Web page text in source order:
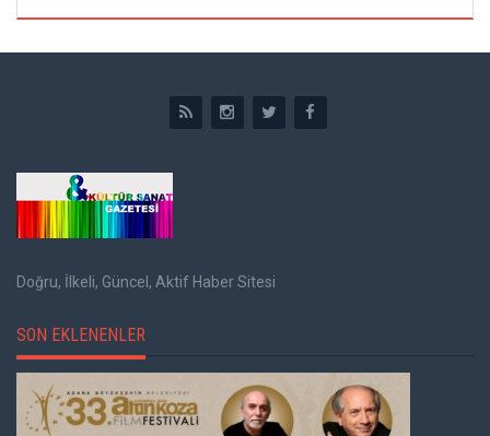
Doğru, İlkeli, Güncel, Aktif Haber Sitesi
SON EKLENENLER